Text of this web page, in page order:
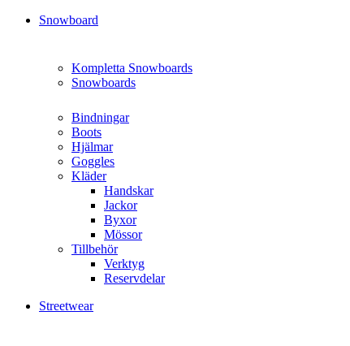
Snowboard
Kompletta Snowboards
Snowboards
Bindningar
Boots
Hjälmar
Goggles
Kläder
Handskar
Jackor
Byxor
Mössor
Tillbehör
Verktyg
Reservdelar
Streetwear